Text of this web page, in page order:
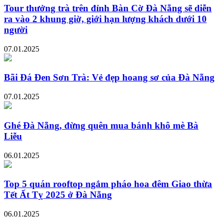
Tour thưởng trà trên đỉnh Bàn Cờ Đà Nẵng sẽ diễn
ra vào 2 khung giờ, giới hạn lượng khách dưới 10
người
07.01.2025
Bãi Đá Đen Sơn Trà: Vẻ đẹp hoang sơ của Đà Nẵng
07.01.2025
Ghé Đà Nẵng, đừng quên mua bánh khô mè Bà
Liễu
06.01.2025
Top 5 quán rooftop ngắm pháo hoa đêm Giao thừa
Tết Ất Tỵ 2025 ở Đà Nẵng
06.01.2025